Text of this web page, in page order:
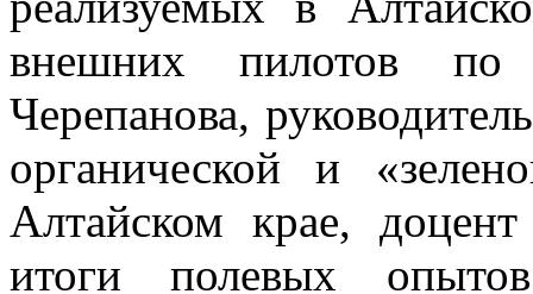
внешних пилотов
Черепанова,
органической и
Алтайском крае,
итоги полевых